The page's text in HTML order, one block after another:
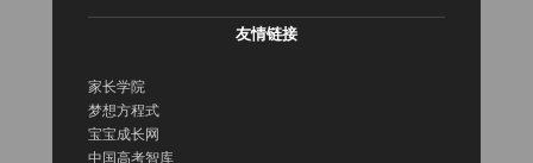
友情链接
家长学院
梦想方程式
宝宝成长网
中国高考智库